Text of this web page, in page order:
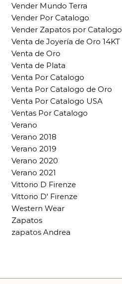
Vender Mundo Terra
Vender Por Catalogo
Vender Zapatos por Catalogo
Venta de Joyería de Oro 14KT
Venta de Oro
Venta de Plata
Venta Por Catalogo
Venta Por Catalogo de Oro
Venta Por Catalogo USA
Ventas Por Catalogo
Verano
Verano 2018
Verano 2019
Verano 2020
Verano 2021
Vittorio D Firenze
Vittorio D' Firenze
Western Wear
Zapatos
zapatos Andrea